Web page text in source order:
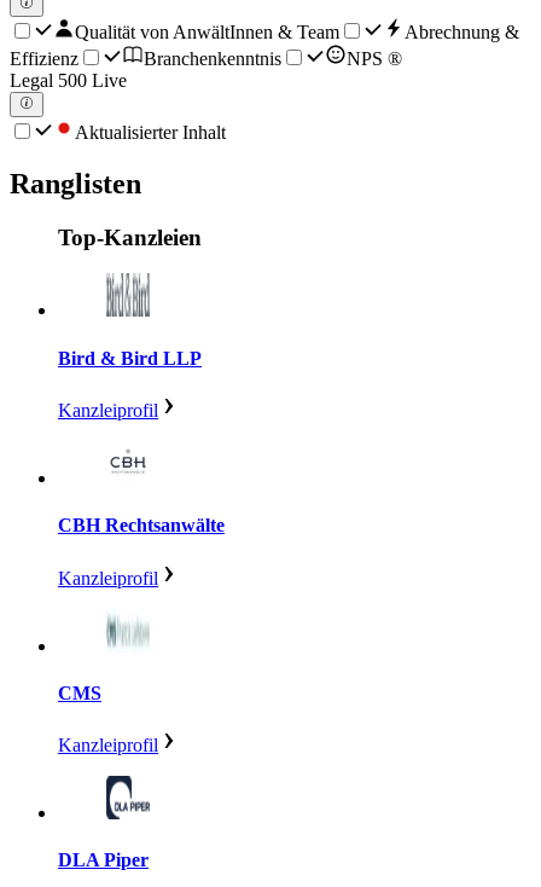
Qualität von AnwältInnen & Team
Abrechnung &
Effizienz
Branchenkenntnis
NPS ®
Legal 500 Live
Aktualisierter Inhalt
Ranglisten
Top-Kanzleien
Bird & Bird LLP
Kanzleiprofil
CBH Rechtsanwälte
Kanzleiprofil
CMS
Kanzleiprofil
DLA Piper